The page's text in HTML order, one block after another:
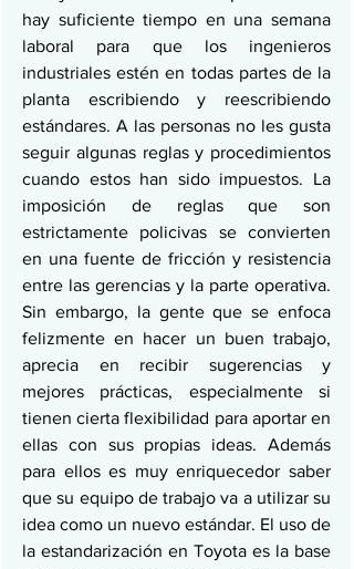
hay suficiente tiempo en una semana
laboral para que los ingenieros
industriales estén en todas partes de la
planta escribiendo y reescribiendo
estándares. A las personas no les gusta
seguir algunas reglas y procedimientos
cuando estos han sido impuestos. La
imposición de reglas que son
estrictamente policivas se convierten
en una fuente de fricción y resistencia
entre las gerencias y la parte operativa.
Sin embargo, la gente que se enfoca
felizmente en hacer un buen trabajo,
aprecia en recibir sugerencias y
mejores prácticas, especialmente si
tienen cierta flexibilidad para aportar en
ellas con sus propias ideas. Además
para ellos es muy enriquecedor saber
que su equipo de trabajo va a utilizar su
idea como un nuevo estándar. El uso de
la estandarización en Toyota es la base